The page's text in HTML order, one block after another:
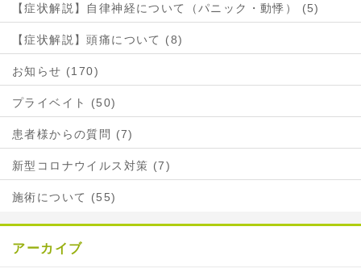
【症状解説】自律神経について（パニック・動悸） (5)
【症状解説】頭痛について (8)
お知らせ (170)
プライベイト (50)
患者様からの質問 (7)
新型コロナウイルス対策 (7)
施術について (55)
アーカイブ